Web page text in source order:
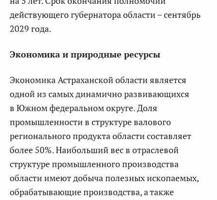
действующего губернатора области – сентябрь
2029 года.
Экономика и природные ресурсы
Экономика Астраханской области является
одной из самых динамично развивающихся
в Южном федеральном округе. Доля
промышленности в структуре валового
регионального продукта области составляет
более 50%. Наибольший вес в отраслевой
структуре промышленного производства
области имеют добыча полезных ископаемых,
обрабатывающие производства, а также